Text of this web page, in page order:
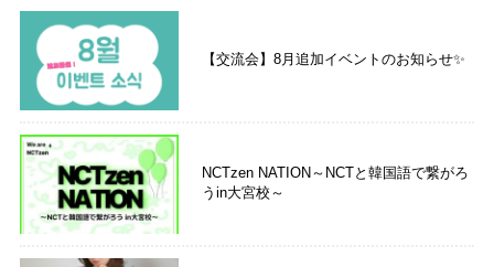
【交流会】8月追加イベントのお知らせ✨
NCTzen NATION～NCTと韓国語で繋がろ
うin大宮校～